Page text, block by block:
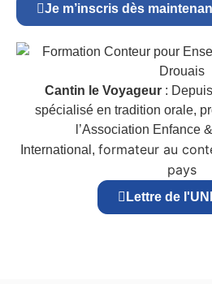
Je m’inscris dès
Cantin le Voyageur :
spécialisé en tradition orale,
l’Association Enfance
International, formateur au
pays
Lettre de